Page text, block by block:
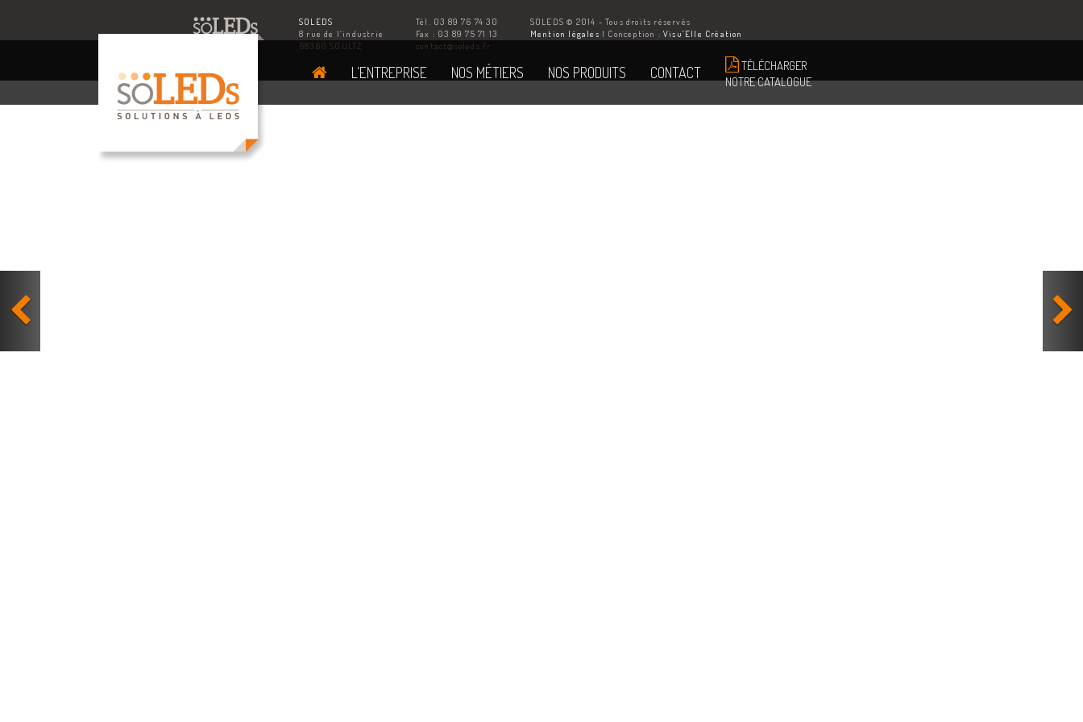
L'ENTREPRISE NOS MÉTIERS NOS PRODUITS CONTACT
TÉLÉCHARGER
NOTRE CATALOGUE
SOLEDS
8 rue de l’industrie
68360 SOULTZ
Tél. 03 89 76 74 30
Fax : 03 89 75 71 13
contact@soleds.fr
SOLEDS © 2014 - Tous droits réservés
Mention légales | Conception :Visu’Elle Création